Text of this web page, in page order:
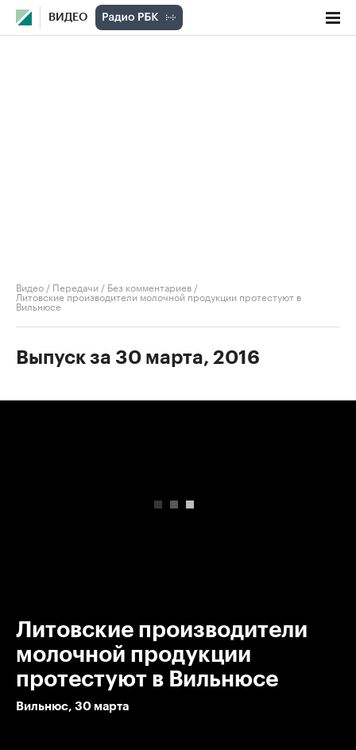
ВИДЕО
Видео / Передачи / Без комментариев /
Литовские производители молочной продукции протестуют в
Вильнюсе
Выпуск за 30 марта, 2016
Литовские производители
молочной продукции
протестуют в Вильнюсе
Вильнюс, 30 марта